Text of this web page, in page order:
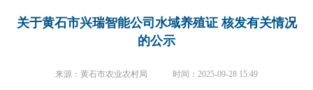
关于黄石市兴瑞智能公司水域养殖证 核发有关情况
的公示
来源：黄石市农业农村局 时间：2025-09-28 15:49